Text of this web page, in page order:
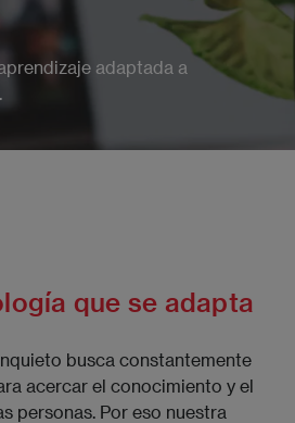
adaptada a
que se adapta
busca constantemente
acercar el conocimiento y el
personas. Por eso nuestra